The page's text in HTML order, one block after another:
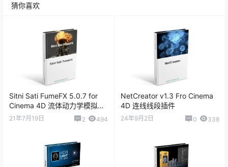
猜你喜欢
Sitni Sati FumeFX 5.0.7 for
Cinema 4D 流体动力学模拟插
件
21年7月19日 2 494
NetCreator v1.3 Fro Cinema
4D 连线线段插件
24年9月2日 0 338